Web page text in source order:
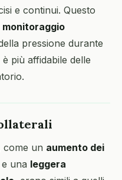
e continui. Questo
monitoraggio
pressione durante
più affidabile delle
come un aumento dei
una leggera